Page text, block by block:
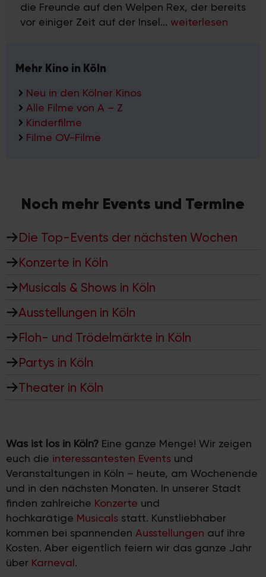
die Freunde auf den Welpen Rex, der bereits
vor einiger Zeit auf der Insel... weiterlesen
Mehr Kino in Köln
Neu in den Kölner Kinos
Alle Filme von A – Z
Kinderfilme
Filme OV-Filme
Noch mehr Events und Termine
Die Top-Events der nächsten Wochen
Konzerte in Köln
Musicals & Shows in Köln
Ausstellungen in Köln
Floh- und Trödelmärkte in Köln
Partys in Köln
Theater in Köln
Was ist los in Köln? Eine ganze Menge! Wir zeigen
euch die interessantesten Events und
Veranstaltungen in Köln – heute, am Wochenende
und in den nächsten Monaten. In unserer Stadt
finden zahlreiche Konzerte und
hochkarätige Musicals statt. Kunstliebhaber
kommen bei spannenden Ausstellungen auf ihre
Kosten. Aber eigentlich feiern wir das ganze Jahr
über Karneval.